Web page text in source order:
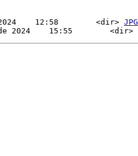
12:58        <dir> JPG
de 2024    15:55        <dir>